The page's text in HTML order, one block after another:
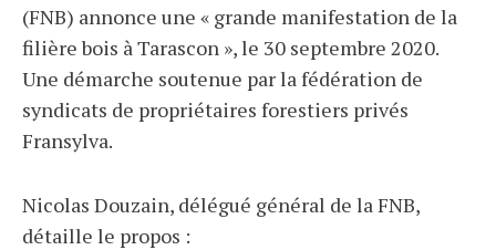
(FNB) annonce une « grande manifestation de la
filière bois à Tarascon », le 30 septembre 2020.
Une démarche soutenue par la fédération de
syndicats de propriétaires forestiers privés
Fransylva.
Nicolas Douzain, délégué général de la FNB,
détaille le propos :